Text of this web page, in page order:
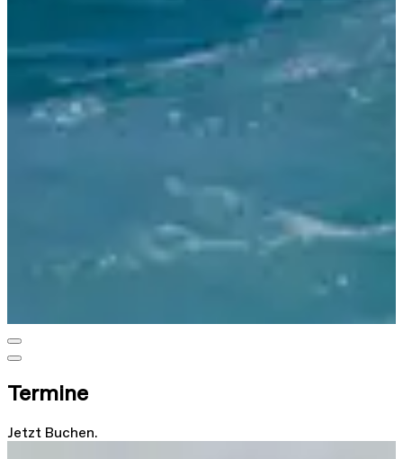
Termine
Jetzt Buchen.